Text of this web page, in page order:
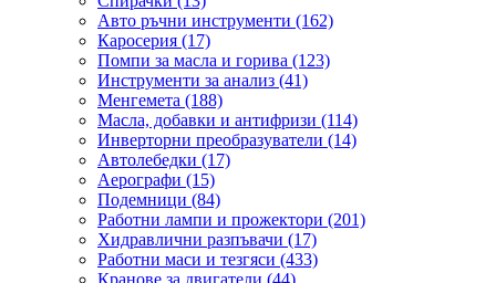
Авто ръчни инструменти (162)
Каросерия (17)
Помпи за масла и горива (123)
Инструменти за анализ (41)
Менгемета (188)
Масла, добавки и антифризи (114)
Инверторни преобразуватели (14)
Автолебедки (17)
Аерографи (15)
Подемници (84)
Работни лампи и прожектори (201)
Хидравлични разпъвачи (17)
Работни маси и тезгяси (433)
Кранове за двигатели (44)